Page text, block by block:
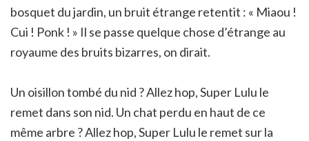
bosquet du jardin, un bruit étrange retentit : « Miaou !
Cui ! Ponk ! » Il se passe quelque chose d’étrange au
royaume des bruits bizarres, on dirait.
Un oisillon tombé du nid ? Allez hop, Super Lulu le
remet dans son nid. Un chat perdu en haut de ce
même arbre ? Allez hop, Super Lulu le remet sur la